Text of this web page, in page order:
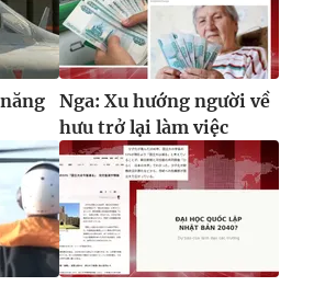
hình thức nếu không có sự chấp
rõ nguồn VTV.vn khi phát hành lại
Nga: Xu hướng người về
hưu trở lại làm việc